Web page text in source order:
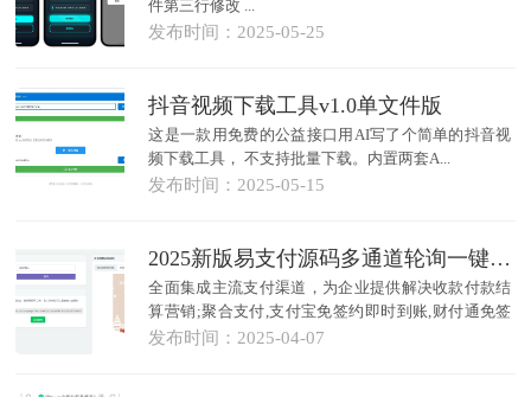
件第三行修改 ...
发布时间：2025-05-25
抖音视频下载工具v1.0单文件版
这是一款用免费的公益接口用AI写了个简单的抖音视
频下载工具， 不支持批量下载。内置两套A...
发布时间：2025-05-15
2025新版易支付源码多通道轮询一键对接、最新版彩虹易支付系统源码
全面集成主流支付渠道，为企业提供解决收款付款结
算营销;聚合支付,支付宝免签约即时到账,财付通免签
约,...
发布时间：2025-04-07